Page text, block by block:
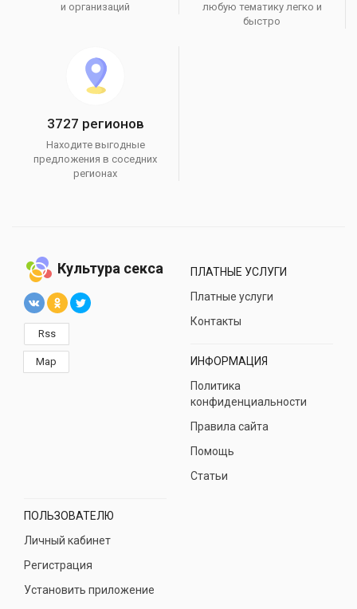
и организаций
любую тематику легко и
быстро
3727 регионов
Находите выгодные
предложения в соседних
регионах
Культура секса
Rss
Map
ПЛАТНЫЕ УСЛУГИ
Платные услуги
Контакты
ИНФОРМАЦИЯ
Политика
конфиденциальности
Правила сайта
Помощь
Статьи
ПОЛЬЗОВАТЕЛЮ
Личный кабинет
Регистрация
Установить приложение